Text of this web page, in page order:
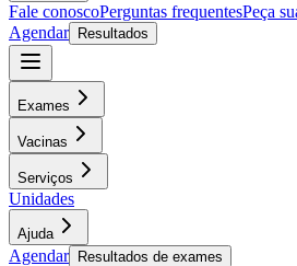
Fale conoscoPerguntas frequentesPeça
Agendar
Resultados
Exames
Vacinas
Serviços
Unidades
Ajuda
Agendar Resultados de exames